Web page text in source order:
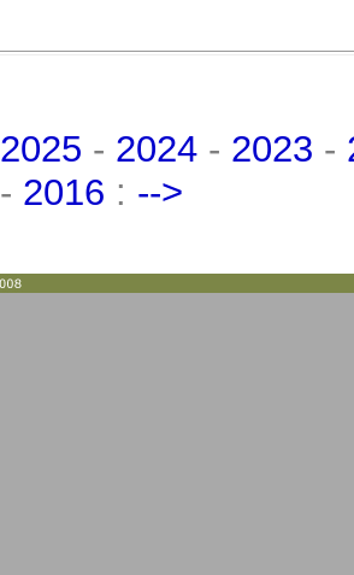
2025 - 2024- 2023 -
- 2016 : -->